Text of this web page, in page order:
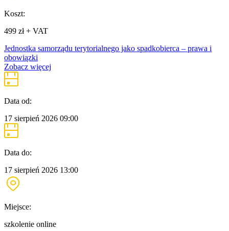
Koszt:
499 zł + VAT
Jednostka samorządu terytorialnego jako spadkobierca – prawa i
obowiązki
Zobacz więcej
Data od:
17 sierpień 2026 09:00
Data do:
17 sierpień 2026 13:00
Miejsce:
szkolenie online